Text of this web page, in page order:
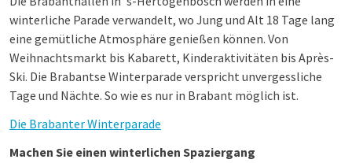
winterliche Parade verwandelt, wo Jung und Alt 18 Tage lang
eine gemütliche Atmosphäre genießen können. Von
Weihnachtsmarkt bis Kabarett, Kinderaktivitäten bis Après-
Ski. Die Brabantse Winterparade verspricht unvergessliche
Tage und Nächte. So wie es nur in Brabant möglich ist.
Die Brabanter Winterparade
Machen Sie einen winterlichen Spaziergang